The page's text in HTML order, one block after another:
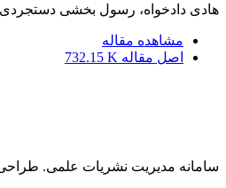
هادی دادخواه، رسول بخشی
مشاهده مقاله
اصل مقاله 732.15 K
سامانه مدیریت نشریات علمی. طراحی